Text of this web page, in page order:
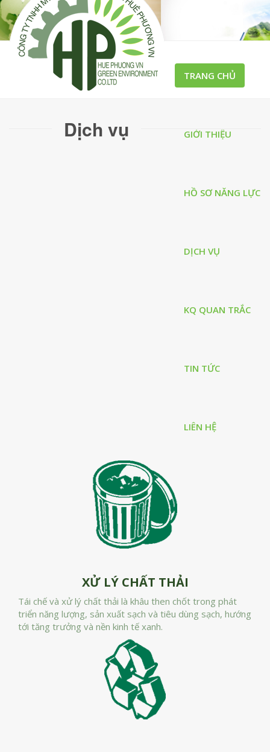
TRANG CHỦ
GIỚI THIỆU
HỒ SƠ NĂNG LỰC
DỊCH VỤ
KQ QUAN TRẮC
TIN TỨC
LIÊN HỆ
Dịch vụ
XỬ LÝ CHẤT THẢI
Tái chế và xử lý chất thải là khâu then chốt trong phát
triển năng lượng, sản xuất sạch và tiêu dùng sạch, hướng
tới tăng trưởng và nền kinh tế xanh.